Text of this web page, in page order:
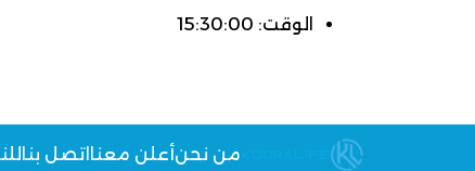
الوقت: 15:30:00
من نحنأعلن معنا اتصل بنا